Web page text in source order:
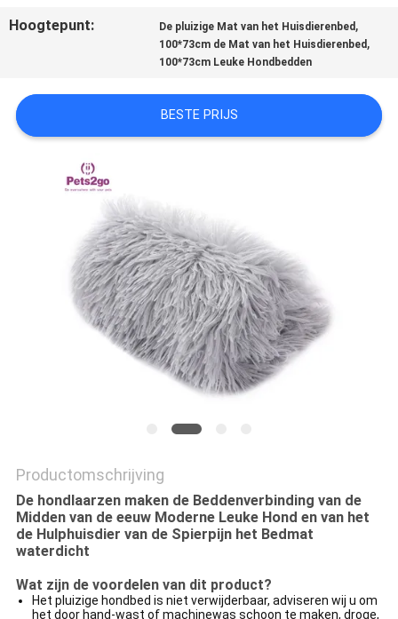
PRIVACY
POLICY
Hoogtepunt: De pluizige Mat van het Huisdierenbed ,
100*73cm de Mat van het Huisdierenbed ,
100*73cm Leuke Hondbedden
BESTE PRIJS
Productomschrijving
De hondlaarzen maken de Beddenverbinding van de
Midden van de eeuw Moderne Leuke Hond en van het
de Hulphuisdier van de Spierpijn het Bedmat
waterdicht
Wat zijn de voordelen van dit product?
Het pluizige hondbed is niet verwijderbaar, adviseren wij u om
het door hand-wast of machinewas schoon te maken, droge,